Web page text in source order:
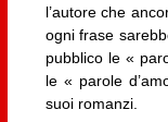
l’autore che
ogni frase
pubblico le «
le « parole
suoi romanzi.